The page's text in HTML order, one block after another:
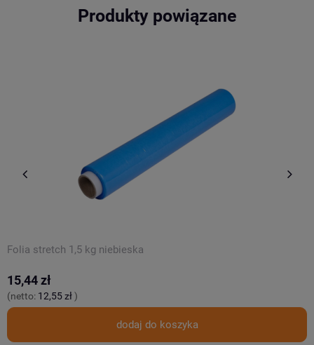
Produkty powiązane
Folia stretch 1,5 kg niebieska
15,44 zł
(netto: 12,55 zł)
dodaj do koszyka